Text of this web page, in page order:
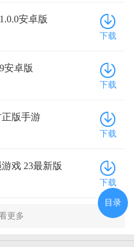
安卓版
下载
安卓版
下载
版手游
1.4.6安卓版
下载
戏 23最新版
下载
更多
目录